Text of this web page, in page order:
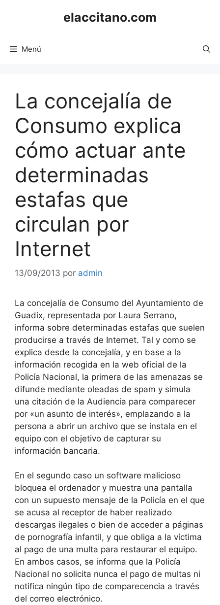
elaccitano.com
Menú
La concejalía de
Consumo explica
cómo actuar ante
determinadas
estafas que
circulan por
Internet
13/09/2013 por admin
La concejalía de Consumo del Ayuntamiento de
Guadix, representada por Laura Serrano,
informa sobre determinadas estafas que suelen
producirse a través de Internet. Tal y como se
explica desde la concejalía, y en base a la
información recogida en la web oficial de la
Policía Nacional, la primera de las amenazas se
difunde mediante oleadas de spam y simula
una citación de la Audiencia para comparecer
por «un asunto de interés», emplazando a la
persona a abrir un archivo que se instala en el
equipo con el objetivo de capturar su
información bancaria.
En el segundo caso un software malicioso
bloquea el ordenador y muestra una pantalla
con un supuesto mensaje de la Policía en el que
se acusa al receptor de haber realizado
descargas ilegales o bien de acceder a páginas
de pornografía infantil, y que obliga a la víctima
al pago de una multa para restaurar el equipo.
En ambos casos, se informa que la Policía
Nacional no solicita nunca el pago de multas ni
notifica ningún tipo de comparecencia a través
del correo electrónico.